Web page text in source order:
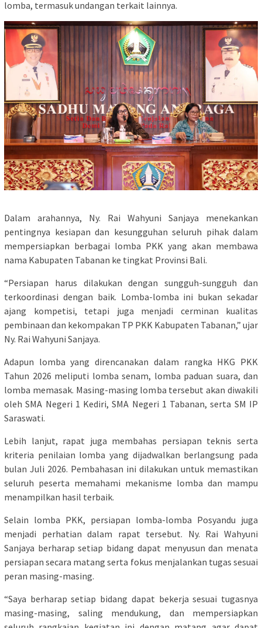
lomba, termasuk undangan terkait lainnya.
Dalam arahannya, Ny. Rai Wahyuni Sanjaya menekankan
pentingnya kesiapan dan kesungguhan seluruh pihak dalam
mempersiapkan berbagai lomba PKK yang akan membawa
nama Kabupaten Tabanan ke tingkat Provinsi Bali.
“Persiapan harus dilakukan dengan sungguh-sungguh dan
terkoordinasi dengan baik. Lomba-lomba ini bukan sekadar
ajang kompetisi, tetapi juga menjadi cerminan kualitas
pembinaan dan kekompakan TP PKK Kabupaten Tabanan,” ujar
Ny. Rai Wahyuni Sanjaya.
Adapun lomba yang direncanakan dalam rangka HKG PKK
Tahun 2026 meliputi lomba senam, lomba paduan suara, dan
lomba memasak. Masing-masing lomba tersebut akan diwakili
oleh SMA Negeri 1 Kediri, SMA Negeri 1 Tabanan, serta SM IP
Saraswati.
Lebih lanjut, rapat juga membahas persiapan teknis serta
kriteria penilaian lomba yang dijadwalkan berlangsung pada
bulan Juli 2026. Pembahasan ini dilakukan untuk memastikan
seluruh peserta memahami mekanisme lomba dan mampu
menampilkan hasil terbaik.
Selain lomba PKK, persiapan lomba-lomba Posyandu juga
menjadi perhatian dalam rapat tersebut. Ny. Rai Wahyuni
Sanjaya berharap setiap bidang dapat menyusun dan menata
persiapan secara matang serta fokus menjalankan tugas sesuai
peran masing-masing.
“Saya berharap setiap bidang dapat bekerja sesuai tugasnya
masing-masing, saling mendukung, dan mempersiapkan